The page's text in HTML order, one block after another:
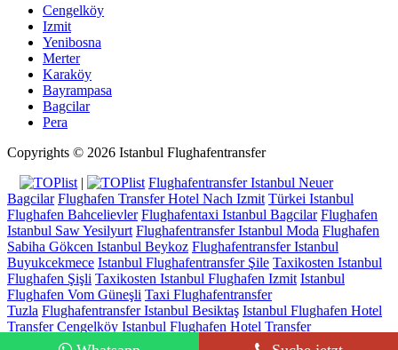
Cengelköy
Izmit
Yenibosna
Merter
Karaköy
Bayrampasa
Bagcilar
Pera
Copyrights © 2026 Istanbul Flughafentransfer
|
Flughafentransfer Istanbul Neuer
Bagcilar Flughafen Transfer Hotel Nach Izmit Türkei Istanbul
Flughafen Bahcelievler Flughafentaxi Istanbul Bagcilar Flughafen
Istanbul Saw Yesilyurt Flughafentransfer Istanbul Moda Flughafen
Sabiha Gökcen Istanbul Beykoz Flughafentransfer Istanbul
Buyukcekmece Istanbul Flughafentransfer Şile Taxikosten Istanbul
Flughafen Şişli Taxikosten Istanbul Flughafen Izmit Istanbul
Flughafen Vom Güneşli Taxi Flughafentransfer
Tuzla Flughafentransfer Istanbul Besiktaş Istanbul Flughafen Hotel
Transfer Cengelköy Istanbul Flughafen Hotel Transfer
Taxipreise Istanbul Flughafen Beyoglu Flughafen Transfer